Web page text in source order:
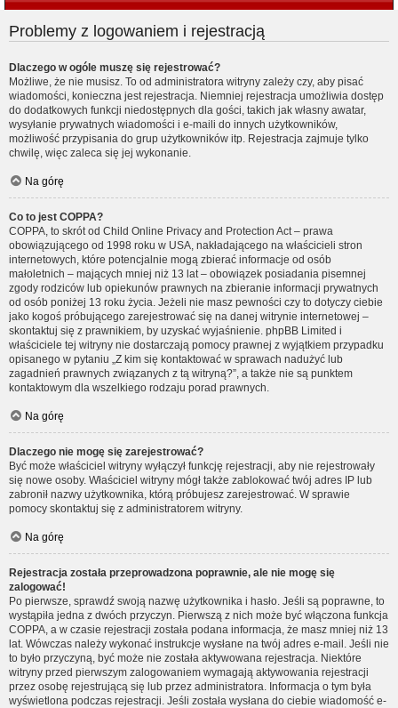
Problemy z logowaniem i rejestracją
Dlaczego w ogóle muszę się rejestrować?
Możliwe, że nie musisz. To od administratora witryny zależy czy, aby pisać
wiadomości, konieczna jest rejestracja. Niemniej rejestracja umożliwia dostęp
do dodatkowych funkcji niedostępnych dla gości, takich jak własny awatar,
wysyłanie prywatnych wiadomości i e-maili do innych użytkowników,
możliwość przypisania do grup użytkowników itp. Rejestracja zajmuje tylko
chwilę, więc zaleca się jej wykonanie.
Na górę
Co to jest COPPA?
COPPA, to skrót od Child Online Privacy and Protection Act – prawa
obowiązującego od 1998 roku w USA, nakładającego na właścicieli stron
internetowych, które potencjalnie mogą zbierać informacje od osób
małoletnich – mających mniej niż 13 lat – obowiązek posiadania pisemnej
zgody rodziców lub opiekunów prawnych na zbieranie informacji prywatnych
od osób poniżej 13 roku życia. Jeżeli nie masz pewności czy to dotyczy ciebie
jako kogoś próbującego zarejestrować się na danej witrynie internetowej –
skontaktuj się z prawnikiem, by uzyskać wyjaśnienie. phpBB Limited i
właściciele tej witryny nie dostarczają pomocy prawnej z wyjątkiem przypadku
opisanego w pytaniu „Z kim się kontaktować w sprawach nadużyć lub
zagadnień prawnych związanych z tą witryną?”, a także nie są punktem
kontaktowym dla wszelkiego rodzaju porad prawnych.
Na górę
Dlaczego nie mogę się zarejestrować?
Być może właściciel witryny wyłączył funkcję rejestracji, aby nie rejestrowały
się nowe osoby. Właściciel witryny mógł także zablokować twój adres IP lub
zabronił nazwy użytkownika, którą próbujesz zarejestrować. W sprawie
pomocy skontaktuj się z administratorem witryny.
Na górę
Rejestracja została przeprowadzona poprawnie, ale nie mogę się
zalogować!
Po pierwsze, sprawdź swoją nazwę użytkownika i hasło. Jeśli są poprawne, to
wystąpiła jedna z dwóch przyczyn. Pierwszą z nich może być włączona funkcja
COPPA, a w czasie rejestracji została podana informacja, że masz mniej niż 13
lat. Wówczas należy wykonać instrukcje wysłane na twój adres e-mail. Jeśli nie
to było przyczyną, być może nie została aktywowana rejestracja. Niektóre
witryny przed pierwszym zalogowaniem wymagają aktywowania rejestracji
przez osobę rejestrującą się lub przez administratora. Informacja o tym była
wyświetlona podczas rejestracji. Jeśli została wysłana do ciebie wiadomość e-